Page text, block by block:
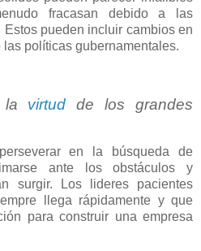
fracasan debido a las
pueden incluir cambios en
políticas gubernamentales.
la virtud de los grandes
en la búsqueda de
ante los obstáculos y
surgir. Los lideres pacientes
llega rápidamente y que
para construir una empresa